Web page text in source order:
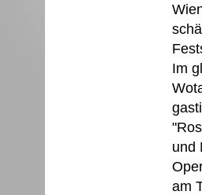
Im
und
am